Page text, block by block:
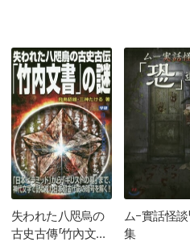
失われた八咫烏の
古史古傳「竹內文書」
ム-實話怪談
集